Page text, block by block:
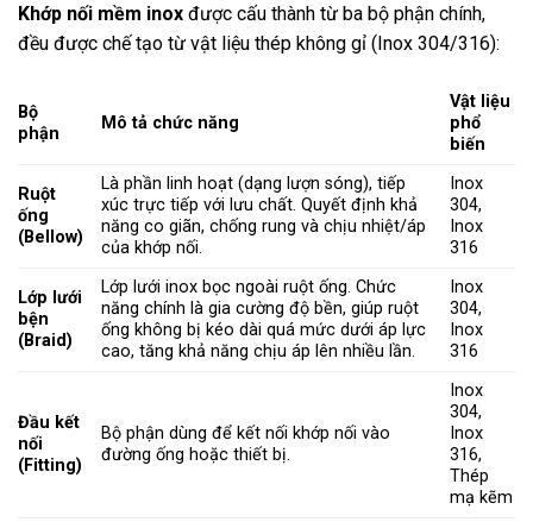
Khớp nối mềm inox được cấu thành từ ba bộ phận chính,
đều được chế tạo từ vật liệu thép không gỉ (Inox 304/316):
Bộ
phận
Mô tả chức năng
Vật liệu
phổ
biến
Ruột
ống
(Bellow)
Là phần linh hoạt (dạng lượn sóng), tiếp
xúc trực tiếp với lưu chất. Quyết định khả
năng co giãn, chống rung và chịu nhiệt/áp
của khớp nối.
Inox
304,
Inox
316
Lớp lưới
bện
(Braid)
Lớp lưới inox bọc ngoài ruột ống. Chức
năng chính là gia cường độ bền, giúp ruột
ống không bị kéo dài quá mức dưới áp lực
cao, tăng khả năng chịu áp lên nhiều lần.
Inox
304,
Inox
316
Đầu kết
nối
(Fitting)
Bộ phận dùng để kết nối khớp nối vào
đường ống hoặc thiết bị.
Inox
304,
Inox
316,
Thép
mạ kẽm